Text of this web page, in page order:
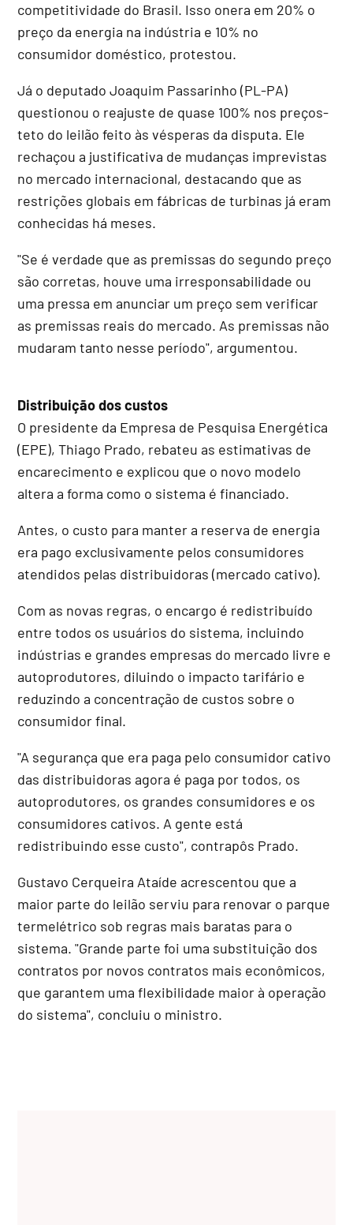
competitividade do Brasil. Isso onera em 20% o
preço da energia na indústria e 10% no
consumidor doméstico, protestou.
Já o deputado Joaquim Passarinho (PL-PA)
questionou o reajuste de quase 100% nos preços-
teto do leilão feito às vésperas da disputa. Ele
rechaçou a justificativa de mudanças imprevistas
no mercado internacional, destacando que as
restrições globais em fábricas de turbinas já eram
conhecidas há meses.
"Se é verdade que as premissas do segundo preço
são corretas, houve uma irresponsabilidade ou
uma pressa em anunciar um preço sem verificar
as premissas reais do mercado. As premissas não
mudaram tanto nesse período", argumentou.
Distribuição dos custos
O presidente da Empresa de Pesquisa Energética
(EPE), Thiago Prado, rebateu as estimativas de
encarecimento e explicou que o novo modelo
altera a forma como o sistema é financiado.
Antes, o custo para manter a reserva de energia
era pago exclusivamente pelos consumidores
atendidos pelas distribuidoras (mercado cativo).
Com as novas regras, o encargo é redistribuído
entre todos os usuários do sistema, incluindo
indústrias e grandes empresas do mercado livre e
autoprodutores, diluindo o impacto tarifário e
reduzindo a concentração de custos sobre o
consumidor final.
"A segurança que era paga pelo consumidor cativo
das distribuidoras agora é paga por todos, os
autoprodutores, os grandes consumidores e os
consumidores cativos. A gente está
redistribuindo esse custo", contrapôs Prado.
Gustavo Cerqueira Ataíde acrescentou que a
maior parte do leilão serviu para renovar o parque
termelétrico sob regras mais baratas para o
sistema. "Grande parte foi uma substituição dos
contratos por novos contratos mais econômicos,
que garantem uma flexibilidade maior à operação
do sistema", concluiu o ministro.